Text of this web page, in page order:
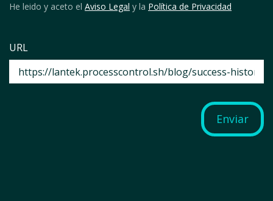
He leido y aceto el Aviso Legal y la Política de Privacidad
URL
Enviar